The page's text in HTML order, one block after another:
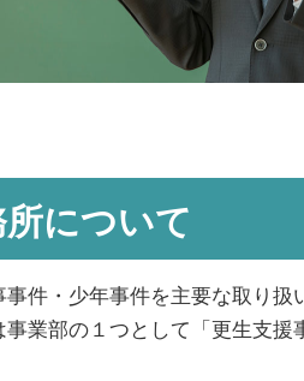
について
件・少年事件を主要な取り扱
業部の１つとして「更生支援